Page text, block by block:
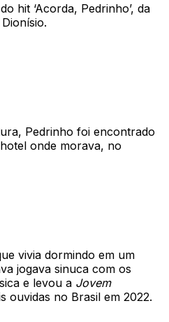
hit ‘Acorda, Pedrinho’, da
Pedrinho foi encontrado
onde morava, no
vivia dormindo em um
jogava sinuca com os
e levou a Jovem
ouvidas no Brasil em 2022.